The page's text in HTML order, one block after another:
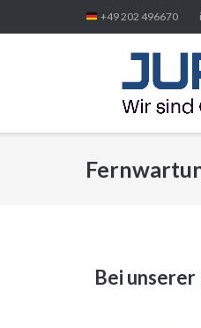
zum
+49 202 496670
Bei